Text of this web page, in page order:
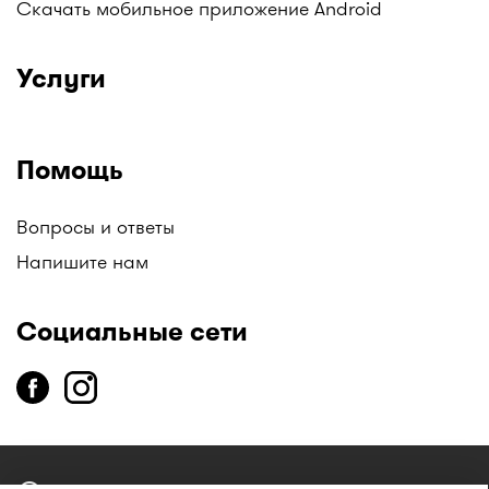
Скачать мобильное приложение Android
Услуги
Помощь
Вопросы и ответы
Напишите нам
Социальные сети